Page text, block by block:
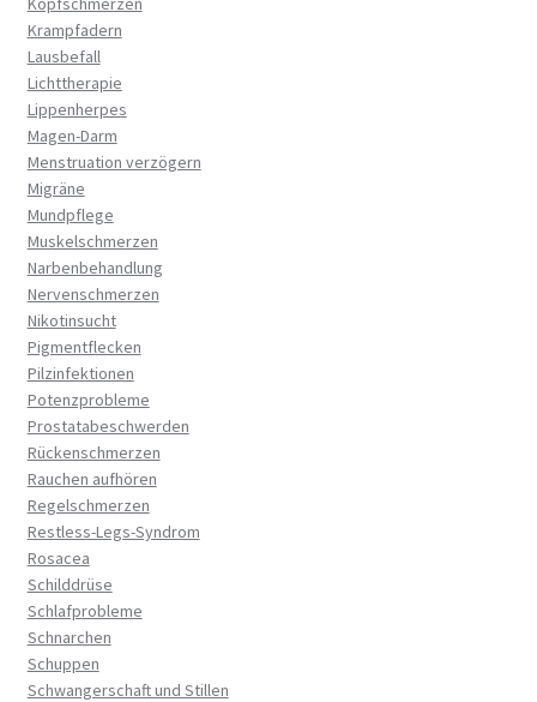
Krampfadern
Lausbefall
Lichttherapie
Lippenherpes
Magen-Darm
Menstruation verzögern
Migräne
Mundpflege
Muskelschmerzen
Narbenbehandlung
Nervenschmerzen
Nikotinsucht
Pigmentflecken
Pilzinfektionen
Potenzprobleme
Prostatabeschwerden
Rückenschmerzen
Rauchen aufhören
Regelschmerzen
Restless-Legs-Syndrom
Rosacea
Schilddrüse
Schlafprobleme
Schnarchen
Schuppen
Schwangerschaft und Stillen